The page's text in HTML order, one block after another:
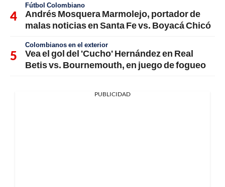
Fútbol Colombiano
Andrés Mosquera Marmolejo, portador de
malas noticias en Santa Fe vs. Boyacá Chicó
Colombianos en el exterior
Vea el gol del 'Cucho' Hernández en Real
Betis vs. Bournemouth, en juego de fogueo
PUBLICIDAD